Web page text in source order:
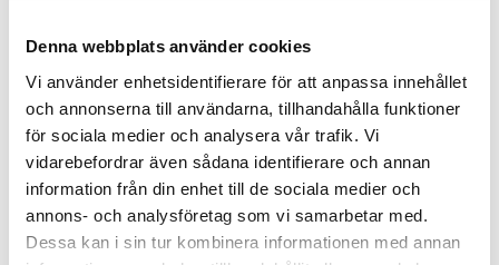
Denna webbplats använder cookies
Vi använder enhetsidentifierare för att anpassa innehållet
och annonserna till användarna, tillhandahålla funktioner
för sociala medier och analysera vår trafik. Vi
vidarebefordrar även sådana identifierare och annan
information från din enhet till de sociala medier och
annons- och analysföretag som vi samarbetar med.
Dessa kan i sin tur kombinera informationen med annan
Sportmössa – Kampanj
ArtikelNr:30023-6001-kampanj